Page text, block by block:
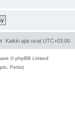
Kaikki ajat ovat UTC+03:00
© phpBB Limited
Pettis)